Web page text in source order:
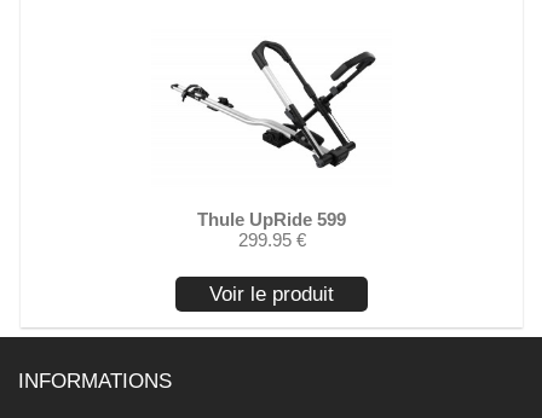
Thule UpRide 599
299.95 €
Voir le produit
INFORMATIONS